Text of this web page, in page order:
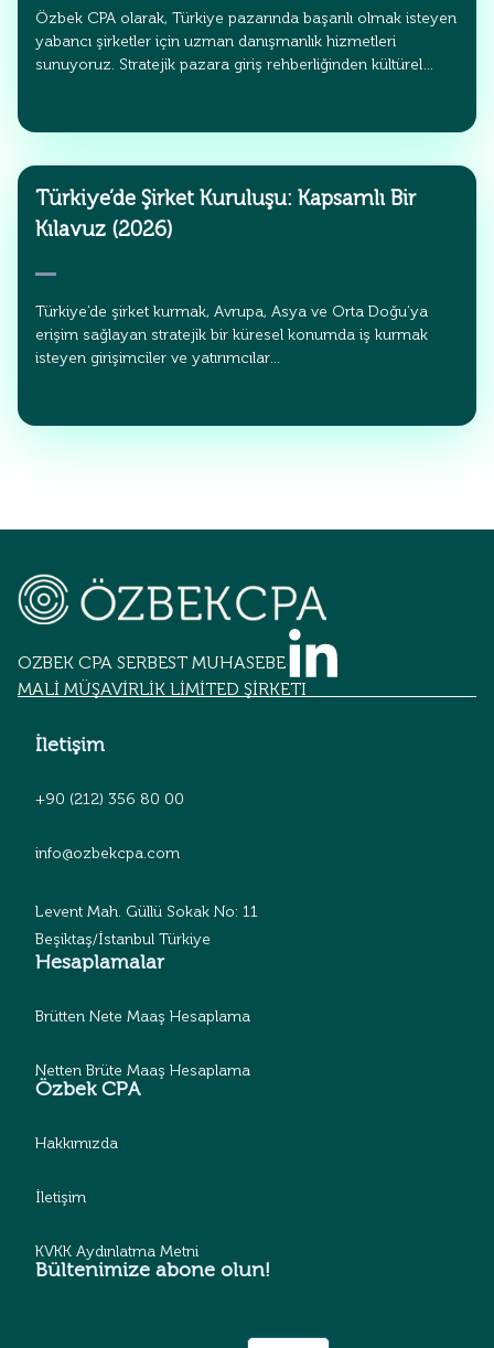
Özbek CPA olarak, Türkiye pazarında başarılı olmak isteyen
yabancı şirketler için uzman danışmanlık hizmetleri
sunuyoruz. Stratejik pazara giriş rehberliğinden kültürel…
Türkiye’de Şirket Kuruluşu: Kapsamlı Bir
Kılavuz (2026)
Türkiye’de şirket kurmak, Avrupa, Asya ve Orta Doğu’ya
erişim sağlayan stratejik bir küresel konumda iş kurmak
isteyen girişimciler ve yatırımcılar…
OZBEK CPA SERBEST MUHASEBECİLİK
MALİ MÜŞAVİRLİK LİMİTED ŞİRKETİ
İletişim
+90 (212) 356 80 00
info@ozbekcpa.com
Levent Mah. Güllü Sokak No: 11
Beşiktaş/İstanbul Türkiye
Hesaplamalar
Brütten Nete Maaş Hesaplama
Netten Brüte Maaş Hesaplama
Özbek CPA
Hakkımızda
İletişim
KVKK Aydınlatma Metni
Bültenimize abone olun!